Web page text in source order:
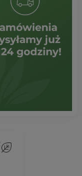
Do ulubionych